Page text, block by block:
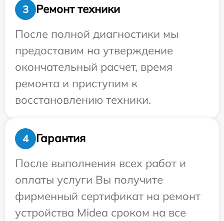
3
Ремонт техники
После полной диагностики мы
предоставим на утверждение
окончательный расчет, время
ремонта и приступим к
восстановлению техники.
4
Гарантия
После выполнения всех работ и
оплаты услуги Вы получите
фирменный сертификат на ремонт
устройства Midea сроком на все